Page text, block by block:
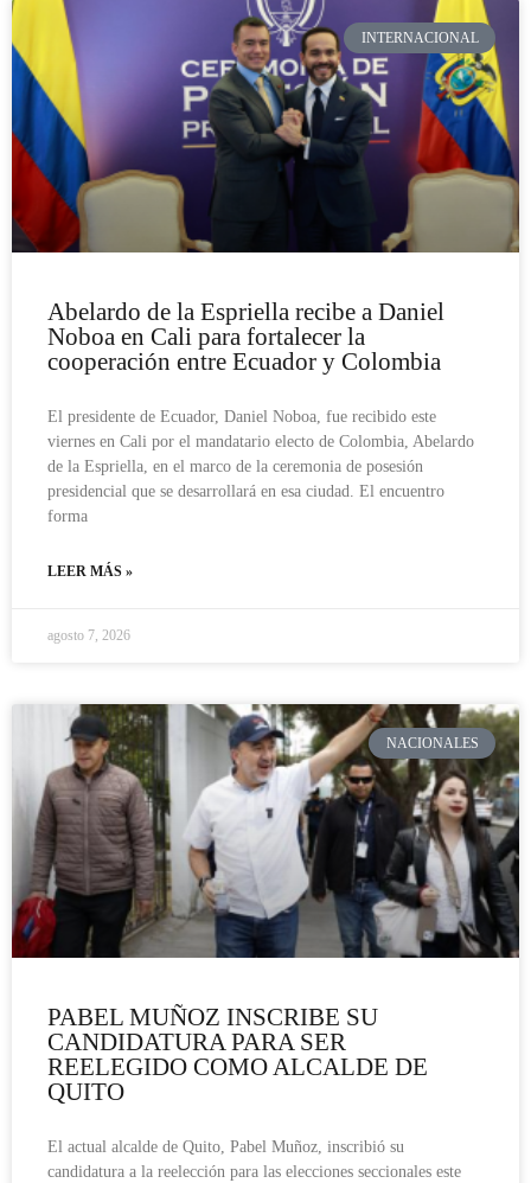
INTERNACIONAL
Abelardo de la Espriella recibe a Daniel
Noboa en Cali para fortalecer la
cooperación entre Ecuador y Colombia
El presidente de Ecuador, Daniel Noboa, fue recibido este
viernes en Cali por el mandatario electo de Colombia, Abelardo
de la Espriella, en el marco de la ceremonia de posesión
presidencial que se desarrollará en esa ciudad. El encuentro
forma
LEER MÁS »
agosto 7, 2026
NACIONALES
PABEL MUÑOZ INSCRIBE SU
CANDIDATURA PARA SER
REELEGIDO COMO ALCALDE DE
QUITO
El actual alcalde de Quito, Pabel Muñoz, inscribió su
candidatura a la reelección para las elecciones seccionales este